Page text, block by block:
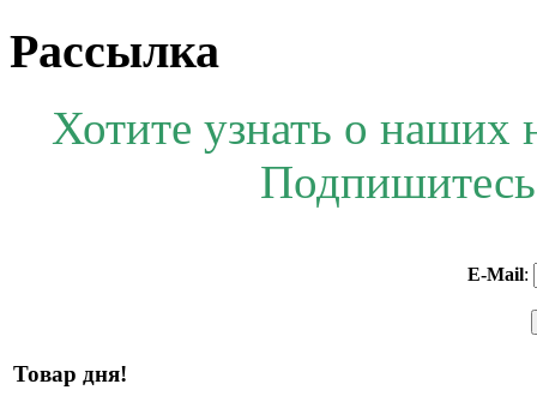
Рассылка
Хотите узнать о наших
E-Mail:
Товар дня!